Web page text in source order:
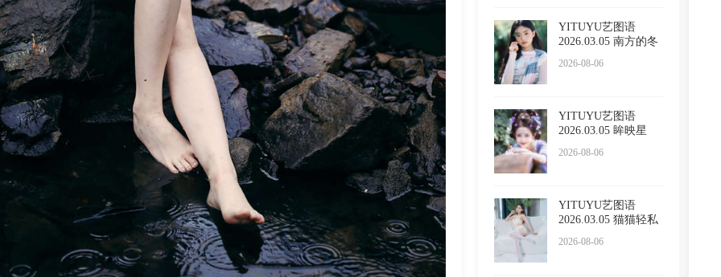
YITUYU艺图语
2026.03.05 南方的冬
2026-08-06
YITUYU艺图语
2026.03.05 眸映星
2026-08-06
YITUYU艺图语
2026.03.05 猫猫轻私
2026-08-06